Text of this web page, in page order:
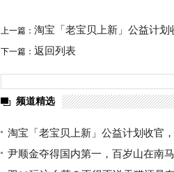
上一篇： 淘宝「老宝贝上新」公益计
下一篇： 返回列表
频道精选
淘宝「老宝贝上新」公益计划收官
尹顺金夺得国内第一，百岁山在南马